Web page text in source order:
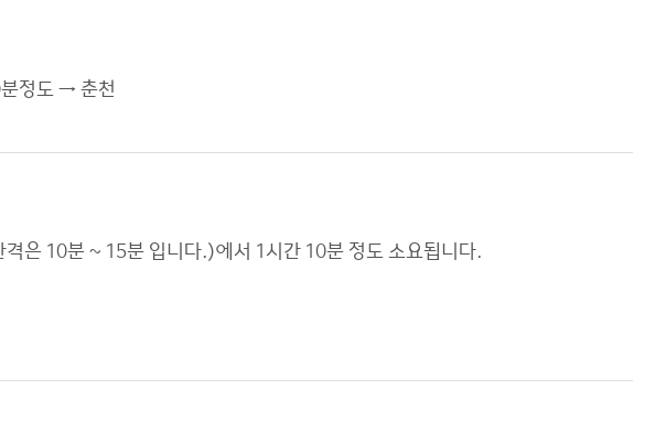
정도 → 춘천
은 10분 ∼ 15분 입니다.)에서 1시간 10분 정도 소요됩니다.